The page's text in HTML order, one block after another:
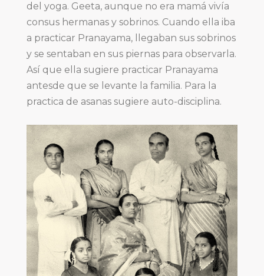
del yoga. Geeta, aunque no era mamá vivía
consus hermanas y sobrinos. Cuando ella iba
a practicar Pranayama, llegaban sus sobrinos
y se sentaban en sus piernas para observarla.
Así que ella sugiere practicar Pranayama
antesde que se levante la familia. Para la
practica de asanas sugiere auto-disciplina.